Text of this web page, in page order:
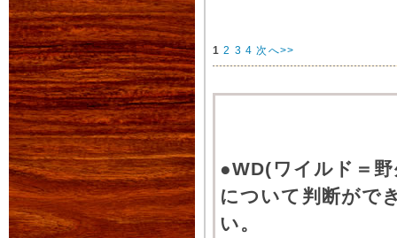
1 2 3 4 次へ>>
●WD(ワイルド＝
について判断がで
い。